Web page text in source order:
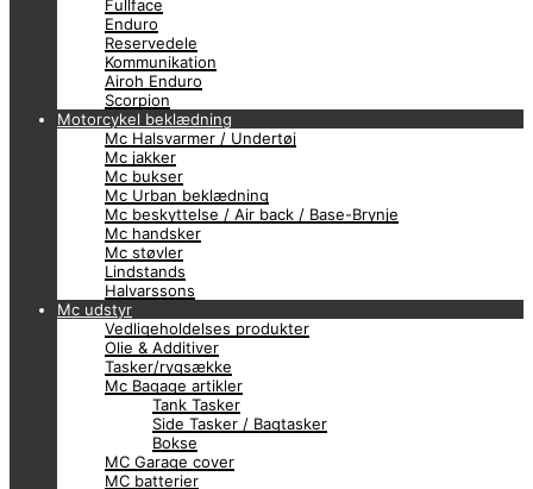
Fullface
Enduro
Reservedele
Kommunikation
Airoh Enduro
Scorpion
Motorcykel beklædning
Mc Halsvarmer / Undertøj
Mc jakker
Mc bukser
Mc Urban beklædning
Mc beskyttelse / Air back / Base-Brynje
Mc handsker
Mc støvler
Lindstands
Halvarssons
Mc udstyr
Vedligeholdelses produkter
Olie & Additiver
Tasker/rygsække
Mc Bagage artikler
Tank Tasker
Side Tasker / Bagtasker
Bokse
MC Garage cover
MC batterier